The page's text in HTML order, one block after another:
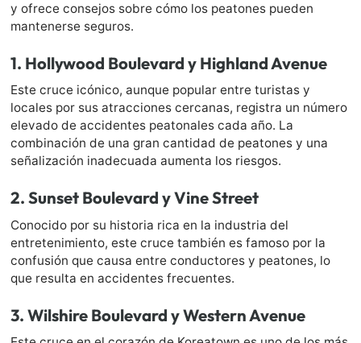
y ofrece consejos sobre cómo los peatones pueden
mantenerse seguros.
1. Hollywood Boulevard y Highland Avenue
Este cruce icónico, aunque popular entre turistas y
locales por sus atracciones cercanas, registra un número
elevado de accidentes peatonales cada año. La
combinación de una gran cantidad de peatones y una
señalización inadecuada aumenta los riesgos.
2. Sunset Boulevard y Vine Street
Conocido por su historia rica en la industria del
entretenimiento, este cruce también es famoso por la
confusión que causa entre conductores y peatones, lo
que resulta en accidentes frecuentes.
3. Wilshire Boulevard y Western Avenue